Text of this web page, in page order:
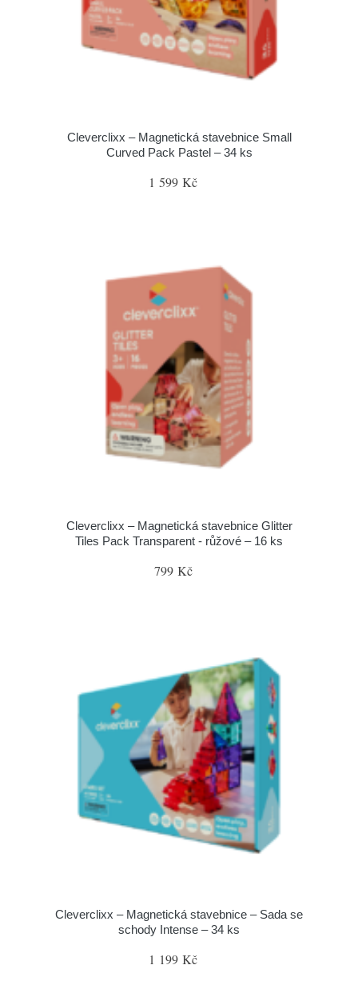
Cleverclixx – Magnetická stavebnice Small
Curved Pack Pastel – 34 ks
1 599 Kč
Cleverclixx – Magnetická stavebnice Glitter
Tiles Pack Transparent - růžové – 16 ks
799 Kč
Cleverclixx – Magnetická stavebnice – Sada se
schody Intense – 34 ks
1 199 Kč